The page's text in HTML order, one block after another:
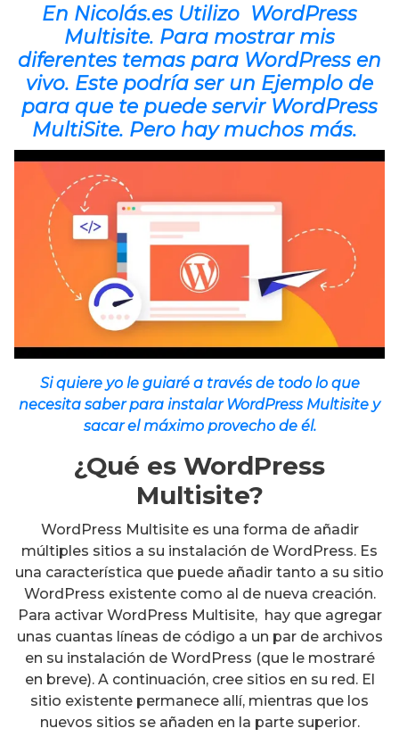
En Nicolás.es Utilizo WordPress
Multisite. Para mostrar mis
diferentes temas para WordPress en
vivo. Este podría ser un Ejemplo de
para que te puede servir WordPress
MultiSite. Pero hay muchos más.
Si quiere yo le guiaré a través de todo lo que
necesita saber para instalar WordPress Multisite y
sacar el máximo provecho de él.
¿Qué es WordPress
Multisite?
WordPress Multisite es una forma de añadir
múltiples sitios a su instalación de WordPress. Es
una característica que puede añadir tanto a su sitio
WordPress existente como al de nueva creación.
Para activar WordPress Multisite, hay que agregar
unas cuantas líneas de código a un par de archivos
en su instalación de WordPress (que le mostraré
en breve). A continuación, cree sitios en su red. El
sitio existente permanece allí, mientras que los
nuevos sitios se añaden en la parte superior.